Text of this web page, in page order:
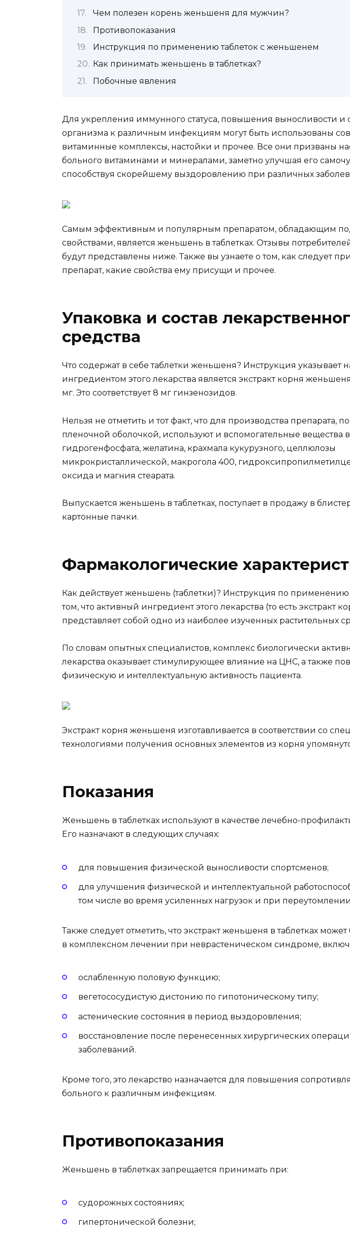
Чем полезен корень женьшеня для мужчин?
Противопоказания
Инструкция по применению таблеток с женьшенем
Как принимать женьшень в таблетках?
Побочные явления
Для укрепления иммунного статуса, повышения выносливости и
организма к различным инфекциям могут быть использованы
витаминные комплексы, настойки и прочее. Все они призваны
больного витаминами и минералами, заметно улучшая его
способствуя скорейшему выздоровлению при различных
Самым эффективным и популярным препаратом, обладающим
свойствами, является женьшень в таблетках. Отзывы
будут представлены ниже. Также вы узнаете о том, как следует
препарат, какие свойства ему присущи и прочее.
Упаковка и состав
средства
Что содержат в себе таблетки женьшеня? Инструкция указывает
ингредиентом этого лекарства является экстракт корня
мг. Это соответствует 8 мг гинзенозидов.
Нельзя не отметить и тот факт, что для производства препарата,
пленочной оболочкой, используют и вспомогательные вещества
гидрогенфосфата, желатина, крахмала кукурузного, целлюлозы
микрокристаллической, макрогола 400,
оксида и магния стеарата.
Выпускается женьшень в таблетках, поступает в продажу в
картонные пачки.
Фармакологические
Как действует женьшень (таблетки)? Инструкция по применению
том, что активный ингредиент этого лекарства (то есть экстракт
представляет собой одно из наиболее изученных растительных
По словам опытных специалистов, комплекс биологически
лекарства оказывает стимулирующее влияние на ЦНС, а также
физическую и интеллектуальную активность пациента.
Экстракт корня женьшеня изготавливается в соответствии со
технологиями получения основных элементов из корня
Показания
Женьшень в таблетках используют в качестве лечебно-
Его назначают в следующих случаях:
для повышения физической выносливости спортсменов;
для улучшения физической и интеллектуальной
том числе во время усиленных нагрузок и при
Также следует отметить, что экстракт женьшеня в таблетках
в комплексном лечении при неврастеническом синдроме,
ослабленную половую функцию;
вегетососудистую дистонию по гипотоническому типу;
астенические состояния в период выздоровления;
восстановление после перенесенных хирургических
заболеваний.
Кроме того, это лекарство назначается для повышения
больного к различным инфекциям.
Противопоказания
Женьшень в таблетках запрещается принимать при:
судорожных состояниях;
гипертонической болезни;